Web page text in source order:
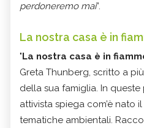
perdoneremo mai”.
La nostra casa è in
"La nostra casa è in
Greta Thunberg, scritto a
della sua famiglia. In
attivista spiega com’è nato
tematiche ambientali.